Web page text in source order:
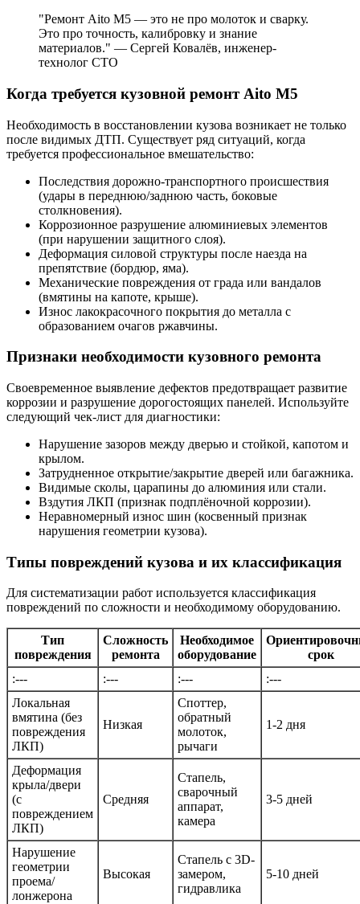
"Ремонт Aito M5 — это не про молоток и сварку.
Это про точность, калибровку и знание
материалов." — Сергей Ковалёв, инженер-
технолог СТО
Когда требуется кузовной ремонт Aito M5
Необходимость в восстановлении кузова возникает не только
после видимых ДТП. Существует ряд ситуаций, когда
требуется профессиональное вмешательство:
Последствия дорожно-транспортного происшествия
(удары в переднюю/заднюю часть, боковые
столкновения).
Коррозионное разрушение алюминиевых элементов
(при нарушении защитного слоя).
Деформация силовой структуры после наезда на
препятствие (бордюр, яма).
Механические повреждения от града или вандалов
(вмятины на капоте, крыше).
Износ лакокрасочного покрытия до металла с
образованием очагов ржавчины.
Признаки необходимости кузовного ремонта
Своевременное выявление дефектов предотвращает развитие
коррозии и разрушение дорогостоящих панелей. Используйте
следующий чек-лист для диагностики:
Нарушение зазоров между дверью и стойкой, капотом и
крылом.
Затрудненное открытие/закрытие дверей или багажника.
Видимые сколы, царапины до алюминия или стали.
Вздутия ЛКП (признак подплёночной коррозии).
Неравномерный износ шин (косвенный признак
нарушения геометрии кузова).
Типы повреждений кузова и их классификация
Для систематизации работ используется классификация
повреждений по сложности и необходимому оборудованию.
Тип
повреждения
Сложность
ремонта
Необходимое
оборудование
срок
:---
:--- :---
:---
Локальная
вмятина (без
повреждения
ЛКП)
Низкая
Споттер,
обратный
молоток,
рычаги
1-2 дня
Деформация
крыла/двери
(с
повреждением
ЛКП)
Средняя
Стапель,
сварочный
аппарат,
камера
3-5 дней
Нарушение
геометрии
проема/
лонжерона
Высокая
Стапель с 3D-
замером,
гидравлика
5-10 дней